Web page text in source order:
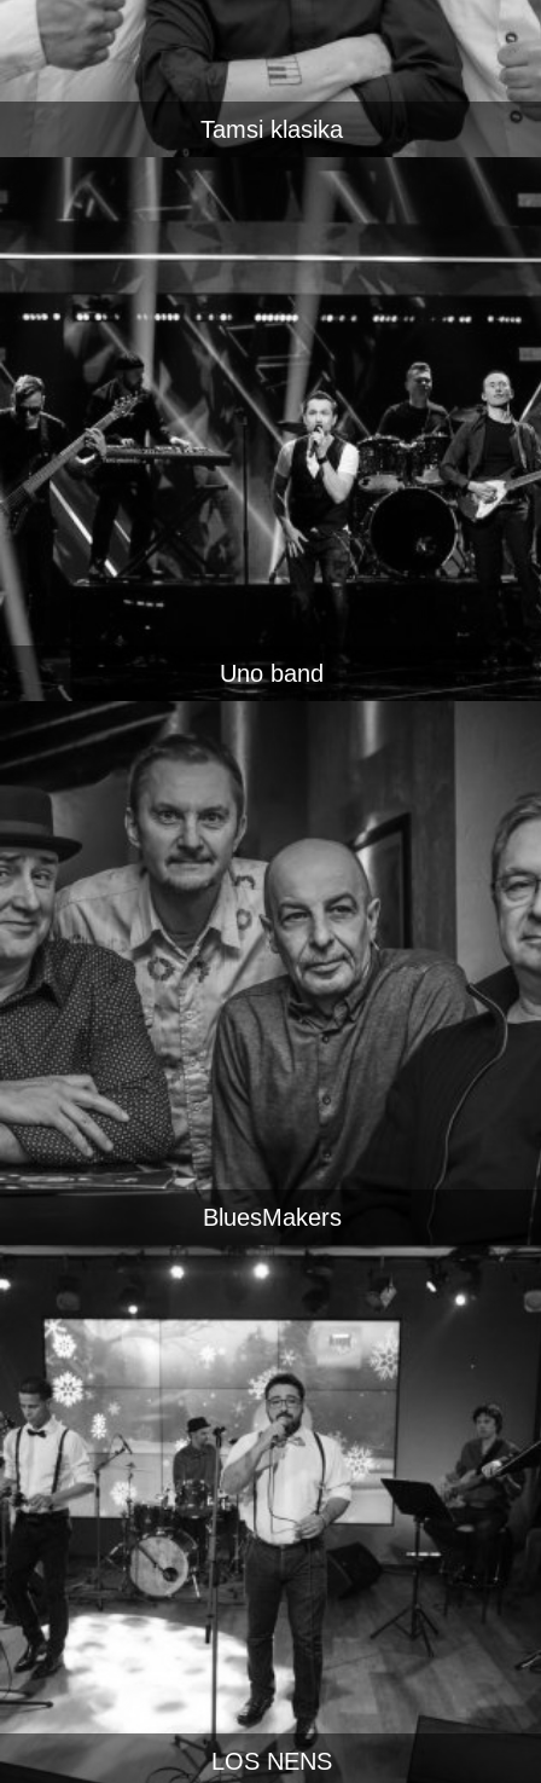
Tamsi klasika
Uno band
BluesMakers
LOS NENS